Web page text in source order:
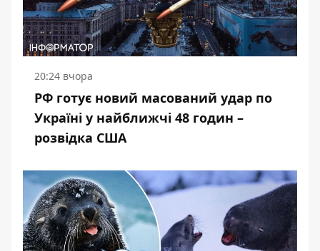
20:24 вчора
РФ готує новий масований удар по
Україні у найближчі 48 годин –
розвідка США